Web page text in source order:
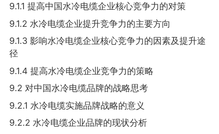
9.1.1 提高中国水冷电缆企业核心竞争力的对策
9.1.2 水冷电缆企业提升竞争力的主要方向
9.1.3 影响水冷电缆企业核心竞争力的因素及提升途
径
9.1.4 提高水冷电缆企业竞争力的策略
9.2 对中国水冷电缆品牌的战略思考
9.2.1 水冷电缆实施品牌战略的意义
9.2.2 水冷电缆企业品牌的现状分析